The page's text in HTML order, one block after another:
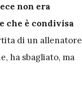
non era
che è condivisa
di un allenatore
ha sbagliato, ma